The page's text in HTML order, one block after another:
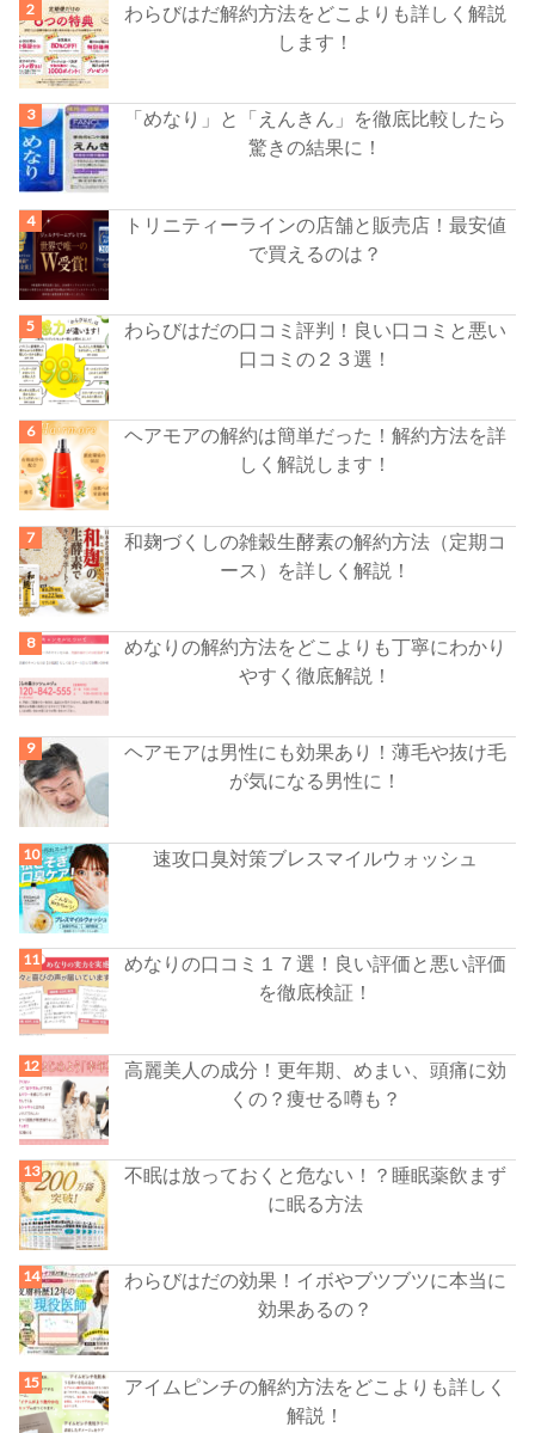
わらびはだ解約方法をどこよりも詳しく解説
します！
「めなり」と「えんきん」を徹底比較したら
驚きの結果に！
トリニティーラインの店舗と販売店！最安値
で買えるのは？
わらびはだの口コミ評判！良い口コミと悪い
口コミの２３選！
ヘアモアの解約は簡単だった！解約方法を詳
しく解説します！
和麹づくしの雑穀生酵素の解約方法（定期コ
ース）を詳しく解説！
めなりの解約方法をどこよりも丁寧にわかり
やすく徹底解説！
ヘアモアは男性にも効果あり！薄毛や抜け毛
が気になる男性に！
速攻口臭対策ブレスマイルウォッシュ
めなりの口コミ１７選！良い評価と悪い評価
を徹底検証！
高麗美人の成分！更年期、めまい、頭痛に効
くの？痩せる噂も？
不眠は放っておくと危ない！？睡眠薬飲まず
に眠る方法
わらびはだの効果！イボやブツブツに本当に
効果あるの？
アイムピンチの解約方法をどこよりも詳しく
解説！